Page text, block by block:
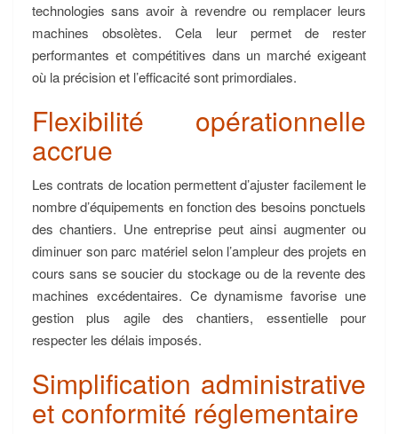
technologies sans avoir à revendre ou remplacer leurs
machines obsolètes. Cela leur permet de rester
performantes et compétitives dans un marché exigeant
où la précision et l’efficacité sont primordiales.
Flexibilité opérationnelle
accrue
Les contrats de location permettent d’ajuster facilement le
nombre d’équipements en fonction des besoins ponctuels
des chantiers. Une entreprise peut ainsi augmenter ou
diminuer son parc matériel selon l’ampleur des projets en
cours sans se soucier du stockage ou de la revente des
machines excédentaires. Ce dynamisme favorise une
gestion plus agile des chantiers, essentielle pour
respecter les délais imposés.
Simplification administrative
et conformité réglementaire